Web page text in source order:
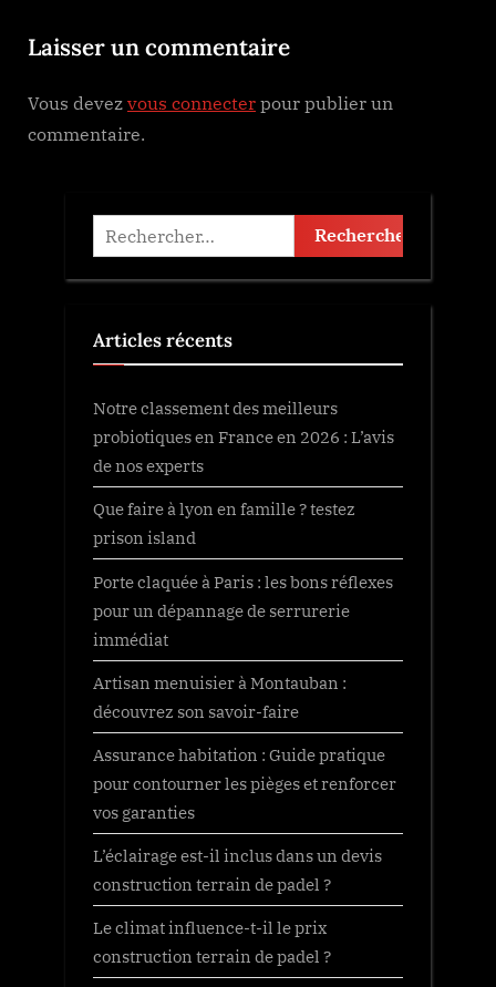
Laisser un commentaire
Vous devez vous connecter pour publier un
commentaire.
Rechercher :
Articles récents
Notre classement des meilleurs
probiotiques en France en 2026 : L’avis
de nos experts
Que faire à lyon en famille ? testez
prison island
Porte claquée à Paris : les bons réflexes
pour un dépannage de serrurerie
immédiat
Artisan menuisier à Montauban :
découvrez son savoir-faire
Assurance habitation : Guide pratique
pour contourner les pièges et renforcer
vos garanties
L’éclairage est-il inclus dans un devis
construction terrain de padel ?
Le climat influence-t-il le prix
construction terrain de padel ?